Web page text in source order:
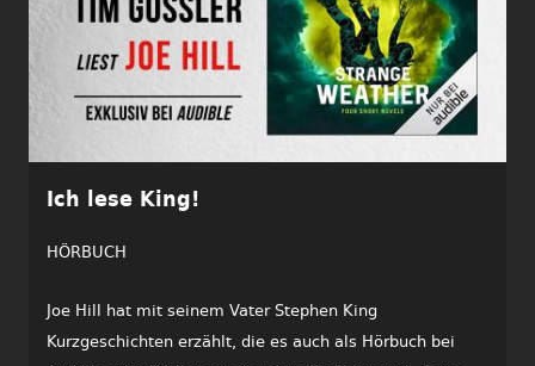
Ich lese King!
HÖRBUCH
Joe Hill hat mit seinem Vater Stephen King
Kurzgeschichten erzählt, die es auch als Hörbuch bei